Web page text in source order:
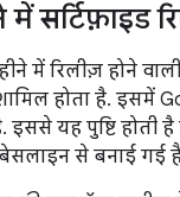
में सर्टिफ़ाइड
में रिलीज़ होने
होता है. इसमें
इससे यह पुष्टि होती
से बनाई गई